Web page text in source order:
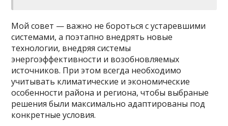
Мой совет — важно не бороться с устаревшими
системами, а поэтапно внедрять новые
технологии, внедряя системы
энергоэффективности и возобновляемых
источников. При этом всегда необходимо
учитывать климатические и экономические
особенности района и региона, чтобы выбраные
решения были максимально адаптированы под
конкретные условия.